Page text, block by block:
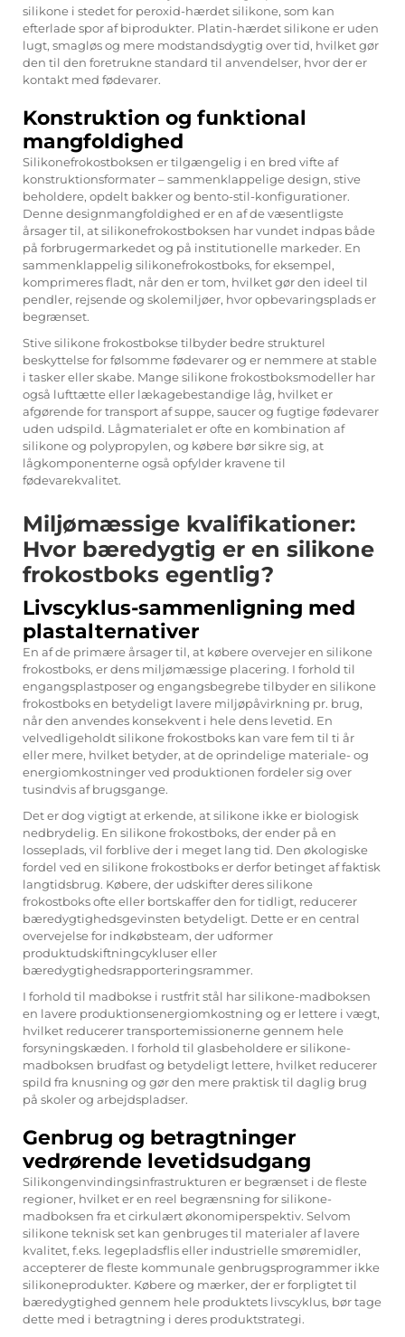
silikone i stedet for peroxid-hærdet silikone, som kan
efterlade spor af biprodukter. Platin-hærdet silikone er uden
lugt, smagløs og mere modstandsdygtig over tid, hvilket gør
den til den foretrukne standard til anvendelser, hvor der er
kontakt med fødevarer.
Konstruktion og funktional
mangfoldighed
Silikonefrokostboksen er tilgængelig i en bred vifte af
konstruktionsformater – sammenklappelige design, stive
beholdere, opdelt bakker og bento-stil-konfigurationer.
Denne designmangfoldighed er en af de væsentligste
årsager til, at silikonefrokostboksen har vundet indpas både
på forbrugermarkedet og på institutionelle markeder. En
sammenklappelig silikonefrokostboks, for eksempel,
komprimeres fladt, når den er tom, hvilket gør den ideel til
pendler, rejsende og skolemiljøer, hvor opbevaringsplads er
begrænset.
Stive silikone frokostbokse tilbyder bedre strukturel
beskyttelse for følsomme fødevarer og er nemmere at stable
i tasker eller skabe. Mange silikone frokostboksmodeller har
også lufttætte eller lækagebestandige låg, hvilket er
afgørende for transport af suppe, saucer og fugtige fødevarer
uden udspild. Lågmaterialet er ofte en kombination af
silikone og polypropylen, og købere bør sikre sig, at
lågkomponenterne også opfylder kravene til
fødevarekvalitet.
Miljømæssige kvalifikationer:
Hvor bæredygtig er en silikone
frokostboks egentlig?
Livscyklus-sammenligning med
plastalternativer
En af de primære årsager til, at købere overvejer en silikone
frokostboks, er dens miljømæssige placering. I forhold til
engangsplastposer og engangsbegrebe tilbyder en silikone
frokostboks en betydeligt lavere miljøpåvirkning pr. brug,
når den anvendes konsekvent i hele dens levetid. En
velvedligeholdt silikone frokostboks kan vare fem til ti år
eller mere, hvilket betyder, at de oprindelige materiale- og
energiomkostninger ved produktionen fordeler sig over
tusindvis af brugsgange.
Det er dog vigtigt at erkende, at silikone ikke er biologisk
nedbrydelig. En silikone frokostboks, der ender på en
losseplads, vil forblive der i meget lang tid. Den økologiske
fordel ved en silikone frokostboks er derfor betinget af faktisk
langtidsbrug. Købere, der udskifter deres silikone
frokostboks ofte eller bortskaffer den for tidligt, reducerer
bæredygtighedsgevinsten betydeligt. Dette er en central
overvejelse for indkøbsteam, der udformer
produktudskiftningcykluser eller
bæredygtighedsrapporteringsrammer.
I forhold til madbokse i rustfrit stål har silikone-madboksen
en lavere produktionsenergiomkostning og er lettere i vægt,
hvilket reducerer transportemissionerne gennem hele
forsyningskæden. I forhold til glasbeholdere er silikone-
madboksen brudfast og betydeligt lettere, hvilket reducerer
spild fra knusning og gør den mere praktisk til daglig brug
på skoler og arbejdspladser.
Genbrug og betragtninger
vedrørende levetidsudgang
Silikongenvindingsinfrastrukturen er begrænset i de fleste
regioner, hvilket er en reel begrænsning for silikone-
madboksen fra et cirkulært økonomiperspektiv. Selvom
silikone teknisk set kan genbruges til materialer af lavere
kvalitet, f.eks. legepladsflis eller industrielle smøremidler,
accepterer de fleste kommunale genbrugsprogrammer ikke
silikoneprodukter. Købere og mærker, der er forpligtet til
bæredygtighed gennem hele produktets livscyklus, bør tage
dette med i betragtning i deres produktstrategi.